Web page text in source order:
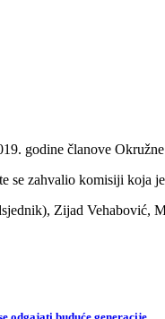
godine članove
zahvalio komisiji koja
Zijad Vehabović,